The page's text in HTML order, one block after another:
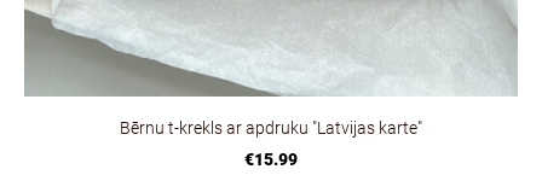
Bērnu t-krekls ar apdruku "Latvijas karte"
€15.99